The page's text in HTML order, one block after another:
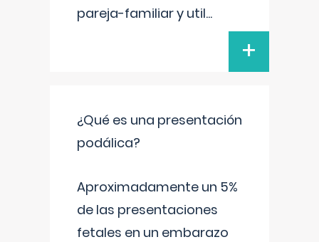
pareja-familiar y util...
+
¿Qué es una presentación
podálica?
Aproximadamente un 5%
de las presentaciones
fetales en un embarazo